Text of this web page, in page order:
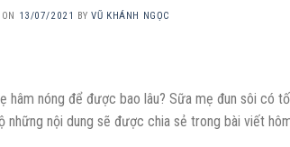
13/07/2021 BYVŨ KHÁNH NGỌC
hâm nóng để được bao lâu? Sữa mẹ đun sôi có
những nội dung sẽ được chia sẻ trong bài viết